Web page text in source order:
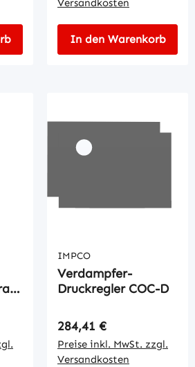
Versandkosten
In den Warenkorb
IMPCO
Verdampfer-
Druckregler COC-D
Regulärer Preis:
284,41 €
Preise inkl. MwSt. zzgl.
Versandkosten